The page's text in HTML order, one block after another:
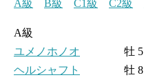
A級 B級 C1級 C2級
A級
ユメノホノオ 牡
ヘルシャフト
牡